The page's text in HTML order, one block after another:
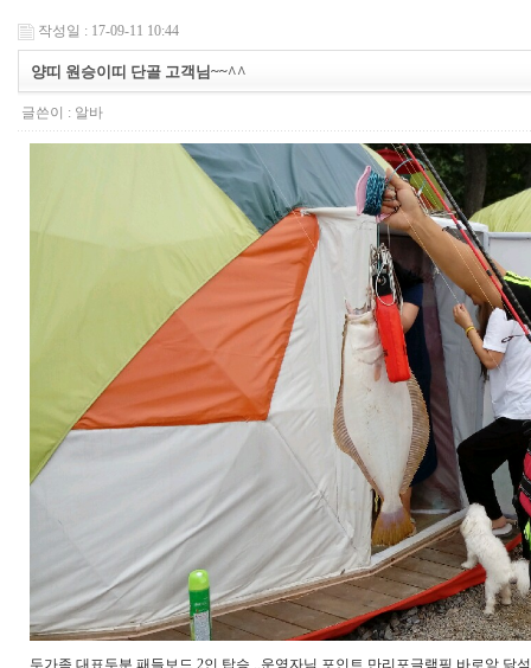
작성일 : 17-09-11 10:44
양띠 원승이띠 단골 고객님~~^^
글쓴이 : 알바
두가족 대표두분 패들보드 2인 탑승 ..운영자님 포인트 만리포글램핑 바로앞 닭